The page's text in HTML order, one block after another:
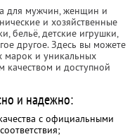
для мужчин, женщин и
и хозяйственные
бельё, детские игрушки,
другое. Здесь вы можете
марок и уникальных
качеством и доступной
и надежно:
с официальными